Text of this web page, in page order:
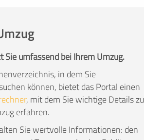
Sie umfassend bei Ihrem Umzug.
in dem Sie
können, bietet das Portal einen
, mit dem Sie wichtige Details zu
erfahren.
Sie wertvolle Informationen: den